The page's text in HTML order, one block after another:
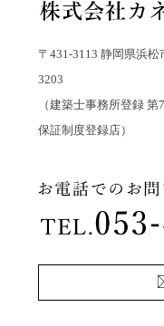
〒431-3113 静岡県浜
3203
（建築士事務所登録
保証制度登録店）